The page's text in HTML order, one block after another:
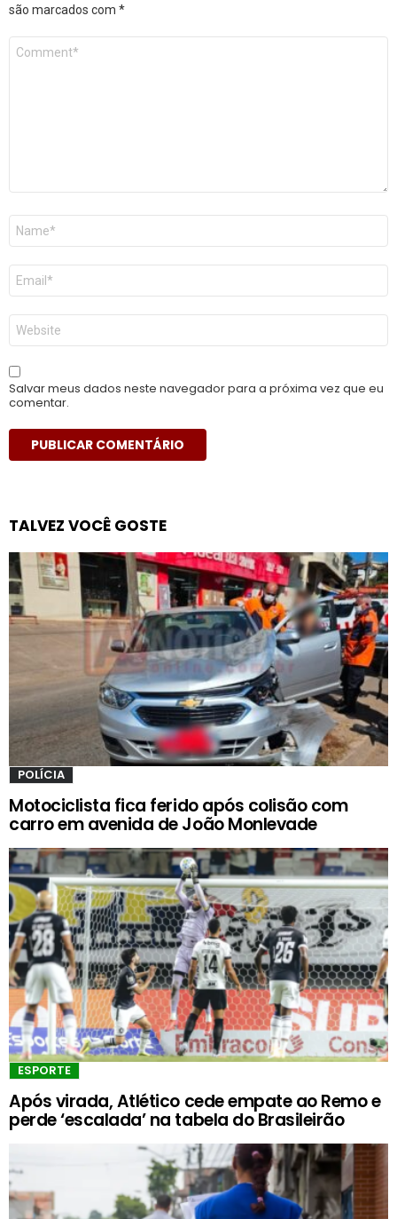
são marcados com *
Comentário
Nome
E-
mail
*
Site
Salvar meus dados neste navegador para a próxima vez que eu
comentar.
TALVEZ VOCÊ GOSTE
POLÍCIA
Motociclista fica ferido após colisão com
carro em avenida de João Monlevade
ESPORTE
Após virada, Atlético cede empate ao Remo e
perde ‘escalada’ na tabela do Brasileirão